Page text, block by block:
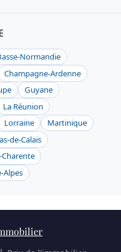
Normandie
Champagne-Ardenne
Guyane
La Réunion
Lorraine
Martinique
de-Calais
Alpes